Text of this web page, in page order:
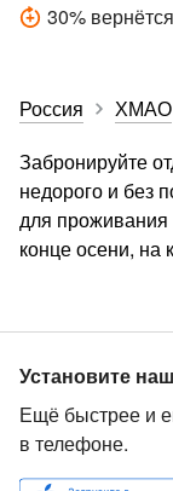
30%
Россия ХМАО
Забронируйте
недорого и без
для
конце осени, на
Установите
Ещё быстрее и
в телефоне.